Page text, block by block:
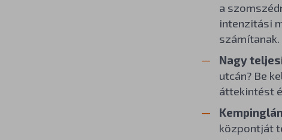
a
intenzitási
számítanak.
Nagy
utcán? Be
áttekintést
központját